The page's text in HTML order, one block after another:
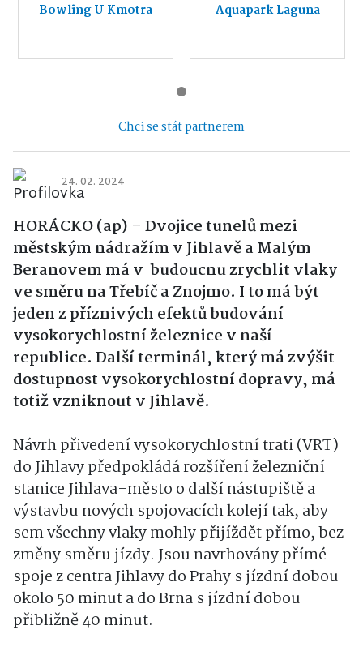
Bowling U Kmotra Aquapark Laguna
Chci se stát partnerem
24. 02. 2024
HORÁCKO (ap) – Dvojice tunelů mezi
městským nádražím v Jihlavě a Malým
Beranovem má v budoucnu zrychlit vlaky
ve směru na Třebíč a Znojmo. I to má být
jeden z příznivých efektů budování
vysokorychlostní železnice v naší
republice. Další terminál, který má zvýšit
dostupnost vysokorychlostní dopravy, má
totiž vzniknout v Jihlavě.
Návrh přivedení vysokorychlostní trati (VRT)
do Jihlavy předpokládá rozšíření železniční
stanice Jihlava-město o další nástupiště a
výstavbu nových spojovacích kolejí tak, aby
sem všechny vlaky mohly přijíždět přímo, bez
změny směru jízdy. Jsou navrhovány přímé
spoje z centra Jihlavy do Prahy s jízdní dobou
okolo 50 minut a do Brna s jízdní dobou
přibližně 40 minut.